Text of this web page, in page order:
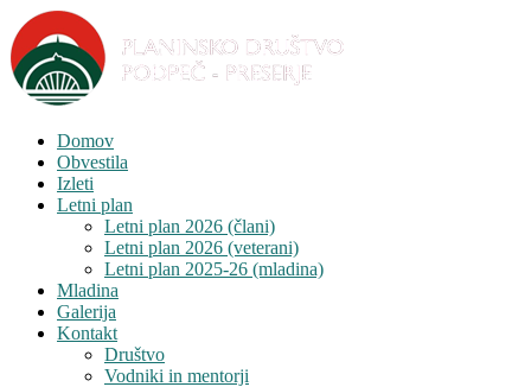
Domov
Obvestila
Izleti
Letni plan
Letni plan 2026 (člani)
Letni plan 2026 (veterani)
Letni plan 2025-26 (mladina)
Mladina
Galerija
Kontakt
Društvo
Vodniki in mentorji